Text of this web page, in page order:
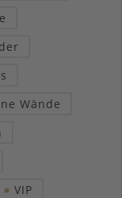
Wände
VIP